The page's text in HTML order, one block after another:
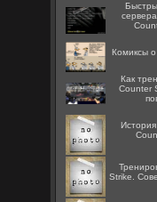
Комиксы
Как
Counter
История
Strike.